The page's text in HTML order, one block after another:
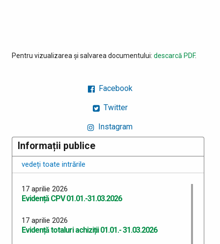
Pentru vizualizarea și salvarea documentului: descarcă PDF.
Facebook
Twitter
Instagram
Informații publice
vedeți toate intrările
17 aprilie 2026
Evidență CPV 01.01.-31.03.2026
17 aprilie 2026
Evidență totaluri achiziții 01.01.- 31.03.2026